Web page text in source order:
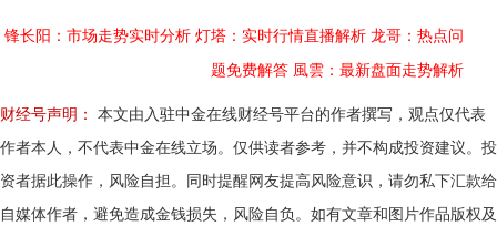
锋长阳：市场走势实时分析 灯塔：实时行情直播解析 龙哥：热点问
题免费解答 風雲：最新盘面走势解析
财经号声明：
本文由入驻中金在线财经号平台的作者撰写，观点仅代表
作者本人，不代表中金在线立场。仅供读者参考，并不构成投资建议。投
资者据此操作，风险自担。同时提醒网友提高风险意识，请勿私下汇款给
自媒体作者，避免造成金钱损失，风险自负。如有文章和图片作品版权及